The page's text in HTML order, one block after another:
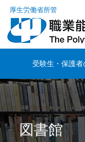
厚生労働省所管
受験生・保護者
図書館